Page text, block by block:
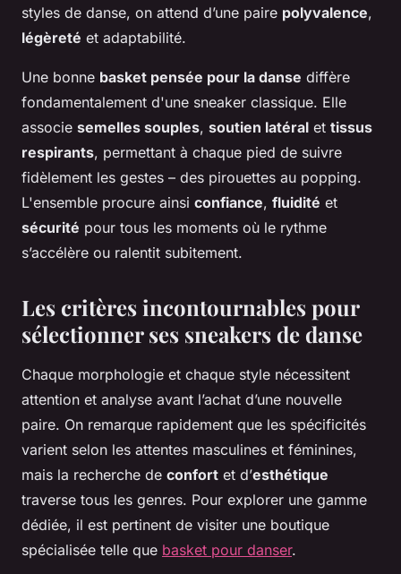
styles de danse, on attend d’une paire polyvalence,
légèreté et adaptabilité.
Une bonne basket pensée pour la danse diffère
fondamentalement d'une sneaker classique. Elle
associe semelles souples, soutien latéral et tissus
respirants, permettant à chaque pied de suivre
fidèlement les gestes – des pirouettes au popping.
L'ensemble procure ainsi confiance, fluidité et
sécurité pour tous les moments où le rythme
s’accélère ou ralentit subitement.
Les critères incontournables pour
sélectionner ses sneakers de danse
Chaque morphologie et chaque style nécessitent
attention et analyse avant l’achat d’une nouvelle
paire. On remarque rapidement que les spécificités
varient selon les attentes masculines et féminines,
mais la recherche de confort et d’esthétique
traverse tous les genres. Pour explorer une gamme
dédiée, il est pertinent de visiter une boutique
spécialisée telle que basket pour danser.